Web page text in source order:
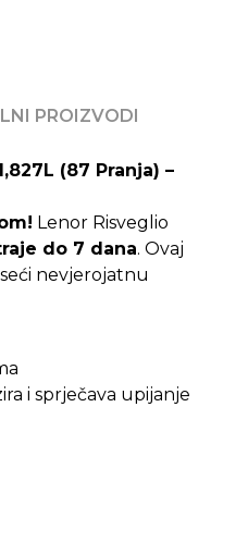
PROIZVODI
(87 Pranja) –
Lenor Risveglio
do 7 dana. Ovaj
nevjerojatnu
i sprječava upijanje